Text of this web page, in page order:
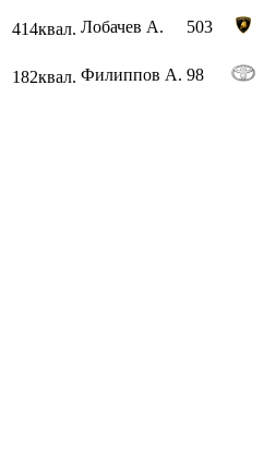
414квал. Лобачев А. 503
182квал. Филиппов А. 98